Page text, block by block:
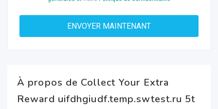
À propos de Collect Your Extra
Reward uifdhgiudf.temp.swtest.ru 5t